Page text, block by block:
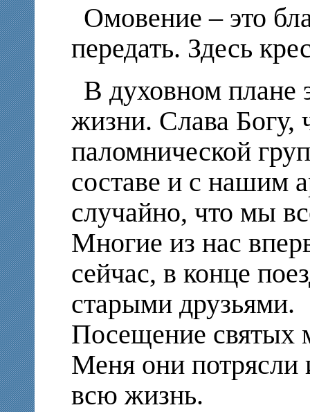
Омовение – это
передать. Здесь
В духовном плане
жизни. Слава Богу,
паломнической
составе и с нашим
случайно, что мы
Многие из нас
сейчас, в конце
старыми друзьями.
Посещение святых
Меня они потрясли
всю жизнь.